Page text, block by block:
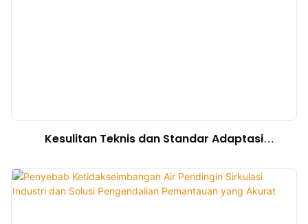
Kesulitan Teknis dan Standar Adaptasi
Kualitas Air Konsentrasi Rendah